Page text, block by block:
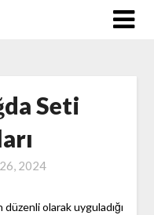
Seti
2024
olarak uyguladığı